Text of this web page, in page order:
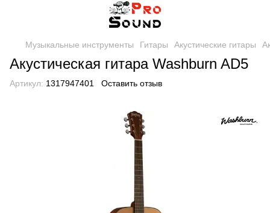
Музыкальные инструменты Гитары Акустические гитары
Акустическая гитара Washburn AD5
Артикул: 1317947401 Оставить отзыв